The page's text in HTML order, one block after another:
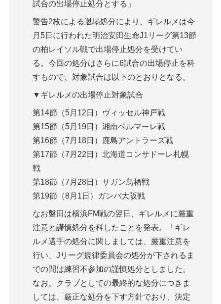
試合の出場停止処分とする」
警告2枚による退場処分により、ギレルメは今
月5日に行われた明治安田生命J1リーグ第13節
の柏レイソル戦で出場停止処分を受けてい
る。今回の処分はさらに6試合の出場停止を科
すもので、対象試合は以下のとおりとなる。
▼ギレルメの出場停止対象試合
第14節（5月12日）ヴィッセル神戸戦
第15節（5月19日）湘南ベルマーレ戦
第16節（7月18日）鹿島アントラーズ戦
第17節（7月22日）北海道コンサドーレ札幌
戦
第18節（7月28日）サガン鳥栖戦
第19節（8月1日）ガンバ大阪戦
なお磐田は横浜FM戦の翌日、ギレルメに厳重
注意と謹慎処分を科したことを発表。「ギレ
ルメ選手の処分に関しましては、厳重注意を
行い、Jリーグ規律委員会の処分が下されるま
での間は練習不参加の謹慎処分としました。
なお、クラブとしての最終的な処分につきま
しては、厳正な処分を下す方針でおり、決定